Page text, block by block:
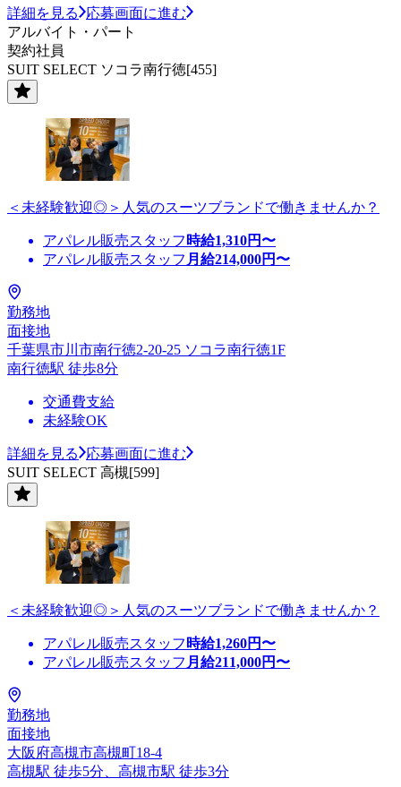
詳細を見る
応募画面に進む
アルバイト・パート
契約社員
SUIT SELECT ソコラ南行徳[455]
＜未経験歓迎◎＞人気のスーツブランドで働きませんか？
アパレル販売スタッフ 時給1,310円〜
アパレル販売スタッフ 月給214,000円〜
勤務地
面接地
千葉県市川市南行徳2-20-25 ソコラ南行徳1F
南行徳駅 徒歩8分
交通費支給
未経験OK
詳細を見る
応募画面に進む
SUIT SELECT 高槻[599]
＜未経験歓迎◎＞人気のスーツブランドで働きませんか？
アパレル販売スタッフ 時給1,260円〜
アパレル販売スタッフ 月給211,000円〜
勤務地
面接地
大阪府高槻市高槻町18-4
高槻駅 徒歩5分、高槻市駅 徒歩3分